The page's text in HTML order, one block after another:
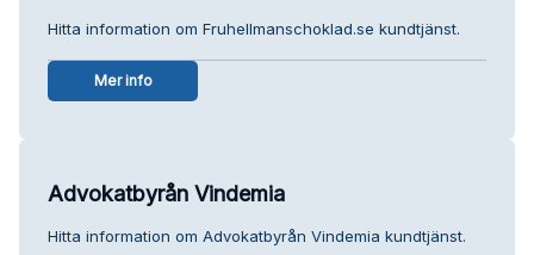
Hitta information om Fruhellmanschoklad.se kundtjänst.
Mer info
Advokatbyrån Vindemia
Hitta information om Advokatbyrån Vindemia kundtjänst.